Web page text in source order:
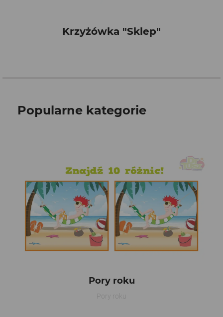
Krzyżówka "Sklep"
Popularne kategorie
Pory roku
Pory roku